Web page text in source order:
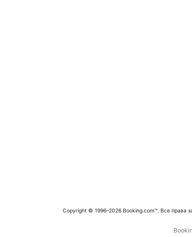
Copyright © 1996–2026 Booking.com™. Все права